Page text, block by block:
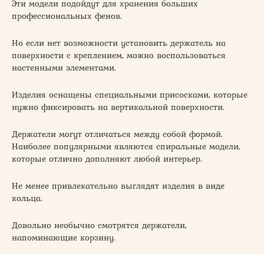
Эти модели подойдут для хранения больших
профессиональных фенов.
Но если нет возможности установить держатель на
поверхности с креплением, можно воспользоваться
настенными элементами.
Изделия оснащены специальными присосками, которые
нужно фиксировать на вертикальной поверхности.
Держатели могут отличаться между собой формой.
Наиболее популярными являются спиральные модели,
которые отлично дополняют любой интерьер.
Не менее привлекательно выглядят изделия в виде
кольца.
Довольно необычно смотрятся держатели,
напоминающие корзину.